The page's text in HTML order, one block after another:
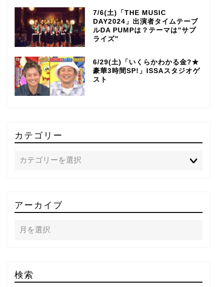
7/6(土)「THE MUSIC
DAY2024」出演者タイムテーブ
ルDA PUMPは？テーマは”サプ
ライズ”
6/29(土)「いくらかわかる金?★
豪華3時間SP!」ISSAスタジオゲ
スト
カテゴリー
アーカイブ
検索
～DA PUMP YORIの晴れ